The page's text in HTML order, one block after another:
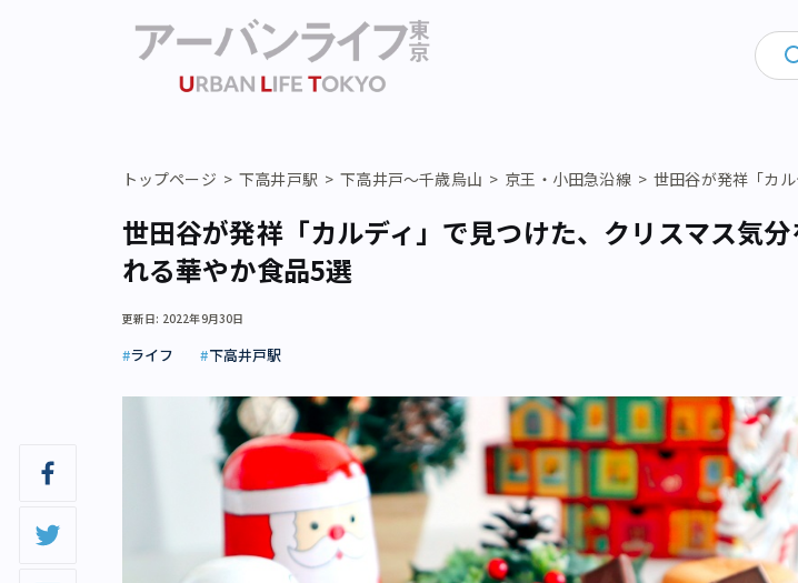
トップページ 下高井戸駅 下高井戸～千歳烏山 京王・小田急沿線 世田谷が発祥「カ
世田谷が発祥「カルディ」で見つけた、クリスマス気分
れる華やか食品5選
更新日: 2022年9月30日
ライフ 下高井戸駅